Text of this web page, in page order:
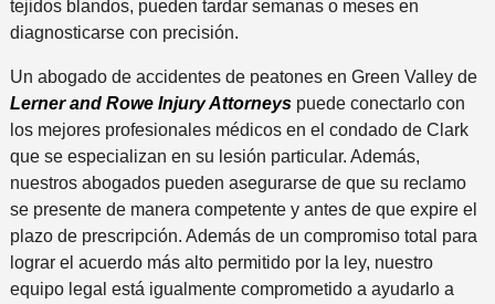
tejidos blandos, pueden tardar semanas o meses en
diagnosticarse con precisión.
Un abogado de accidentes de peatones en Green Valley de
Lerner and Rowe Injury Attorneyspuede conectarlo con
los mejores profesionales médicos en el condado de Clark
que se especializan en su lesión particular. Además,
nuestros abogados pueden asegurarse de que su reclamo
se presente de manera competente y antes de que expire el
plazo de prescripción. Además de un compromiso total para
lograr el acuerdo más alto permitido por la ley, nuestro
equipo legal está igualmente comprometido a ayudarlo a